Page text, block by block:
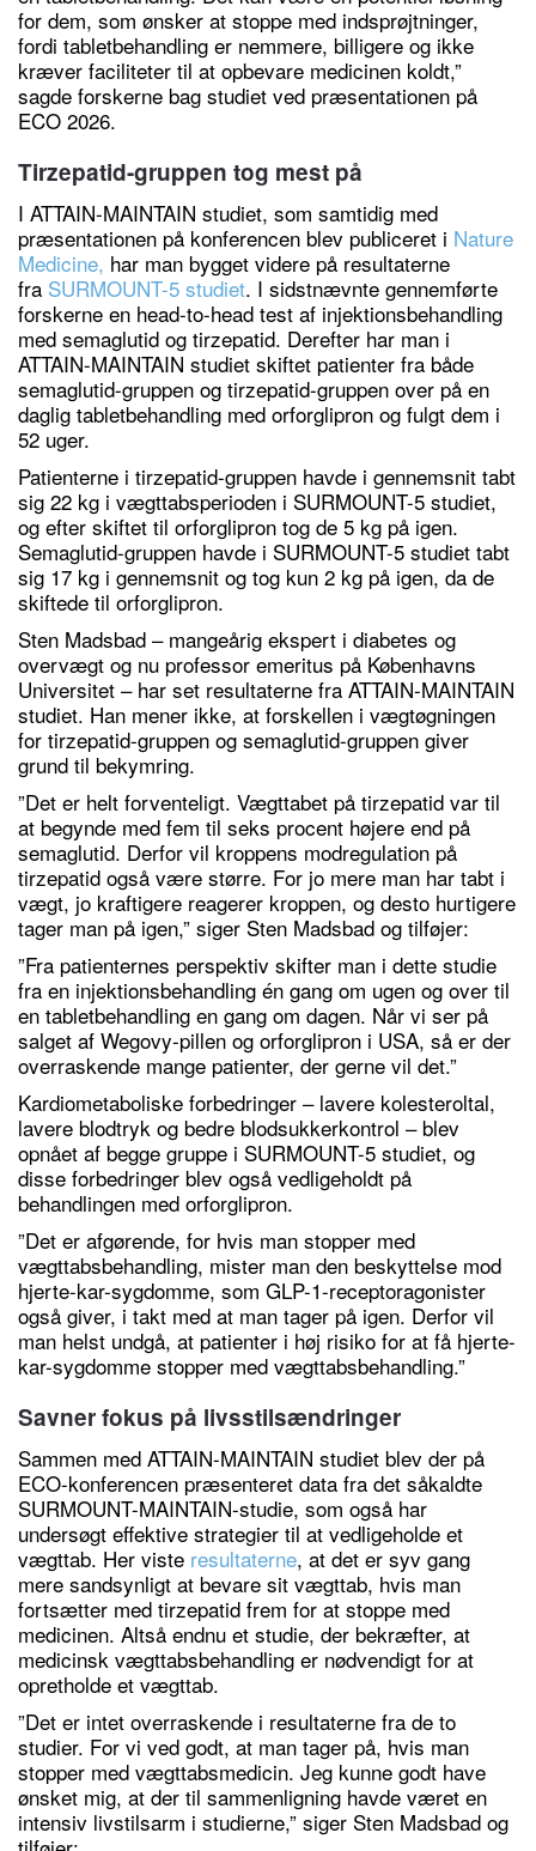
for dem, som ønsker at stoppe med indsprøjtninger,
fordi tabletbehandling er nemmere, billigere og ikke
kræver faciliteter til at opbevare medicinen koldt,”
sagde forskerne bag studiet ved præsentationen på
ECO 2026.
Tirzepatid-gruppen tog mest på
I ATTAIN-MAINTAIN studiet, som samtidig med
præsentationen på konferencen blev publiceret i Nature
Medicine, har man bygget videre på resultaterne
fra SURMOUNT-5 studiet. I sidstnævnte gennemførte
forskerne en head-to-head test af injektionsbehandling
med semaglutid og tirzepatid. Derefter har man i
ATTAIN-MAINTAIN studiet skiftet patienter fra både
semaglutid-gruppen og tirzepatid-gruppen over på en
daglig tabletbehandling med orforglipron og fulgt dem i
52 uger.
Patienterne i tirzepatid-gruppen havde i gennemsnit tabt
sig 22 kg i vægttabsperioden i SURMOUNT-5 studiet,
og efter skiftet til orforglipron tog de 5 kg på igen.
Semaglutid-gruppen havde i SURMOUNT-5 studiet tabt
sig 17 kg i gennemsnit og tog kun 2 kg på igen, da de
skiftede til orforglipron.
Sten Madsbad – mangeårig ekspert i diabetes og
overvægt og nu professor emeritus på Københavns
Universitet – har set resultaterne fra ATTAIN-MAINTAIN
studiet. Han mener ikke, at forskellen i vægtøgningen
for tirzepatid-gruppen og semaglutid-gruppen giver
grund til bekymring.
”Det er helt forventeligt. Vægttabet på tirzepatid var til
at begynde med fem til seks procent højere end på
semaglutid. Derfor vil kroppens modregulation på
tirzepatid også være større. For jo mere man har tabt i
vægt, jo kraftigere reagerer kroppen, og desto hurtigere
tager man på igen,” siger Sten Madsbad og tilføjer:
”Fra patienternes perspektiv skifter man i dette studie
fra en injektionsbehandling én gang om ugen og over til
en tabletbehandling en gang om dagen. Når vi ser på
salget af Wegovy-pillen og orforglipron i USA, så er der
overraskende mange patienter, der gerne vil det.”
Kardiometaboliske forbedringer – lavere kolesteroltal,
lavere blodtryk og bedre blodsukkerkontrol – blev
opnået af begge gruppe i SURMOUNT-5 studiet, og
disse forbedringer blev også vedligeholdt på
behandlingen med orforglipron.
”Det er afgørende, for hvis man stopper med
vægttabsbehandling, mister man den beskyttelse mod
hjerte-kar-sygdomme, som GLP-1-receptoragonister
også giver, i takt med at man tager på igen. Derfor vil
man helst undgå, at patienter i høj risiko for at få hjerte-
kar-sygdomme stopper med vægttabsbehandling.”
Savner fokus på livsstilsændringer
Sammen med ATTAIN-MAINTAIN studiet blev der på
ECO-konferencen præsenteret data fra det såkaldte
SURMOUNT-MAINTAIN-studie, som også har
undersøgt effektive strategier til at vedligeholde et
vægttab. Her viste resultaterne, at det er syv gang
mere sandsynligt at bevare sit vægttab, hvis man
fortsætter med tirzepatid frem for at stoppe med
medicinen. Altså endnu et studie, der bekræfter, at
medicinsk vægttabsbehandling er nødvendigt for at
opretholde et vægttab.
”Det er intet overraskende i resultaterne fra de to
studier. For vi ved godt, at man tager på, hvis man
stopper med vægttabsmedicin. Jeg kunne godt have
ønsket mig, at der til sammenligning havde været en
intensiv livstilsarm i studierne,” siger Sten Madsbad og